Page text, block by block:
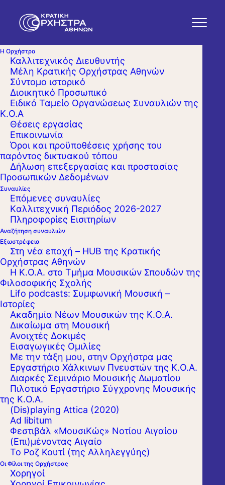
Η Ορχήστρα
Καλλιτεχνικός Διευθυντής
Μέλη Κρατικής Ορχήστρας Αθηνών
Σύντομο ιστορικό
Διοικητικό Προσωπικό
Ειδικό Ταμείο Οργανώσεως Συναυλιών της
Κ.Ο.Α
Θέσεις εργασίας
Επικοινωνία
Όροι και προϋποθέσεις χρήσης του
παρόντος δικτυακού τόπου
Δήλωση επεξεργασίας και προστασίας
Προσωπικών Δεδομένων
Συναυλίες
Επόμενες συναυλίες
Kαλλιτεχνική Περιόδος 2026-2027
Πληροφορίες Εισιτηρίων
Αναζήτηση συναυλιών
Εξωστρέφεια
Στη νέα εποχή – HUB της Κρατικής
Ορχήστρας Αθηνών
Η Κ.Ο.Α. στο Τμήμα Μουσικών Σπουδών της
Φιλοσοφικής Σχολής
Lifo podcasts: Συμφωνική Μουσική –
Ιστορίες
Ακαδημία Νέων Μουσικών της Κ.Ο.Α.
Δικαίωμα στη Μουσική
Ανοιχτές Δοκιμές
Εισαγωγικές Ομιλίες
Με την τάξη μου, στην Ορχήστρα μας
Εργαστήριo Χάλκινων Πνευστών της Κ.Ο.Α.
Διαρκές Σεμινάριο Μουσικής Δωματίου
Πιλοτικό Εργαστήριο Σύγχρονης Μουσικής
της Κ.Ο.Α.
(Dis)playing Attica (2020)
Ad libitum
Φεστιβάλ «ΜουσιΚώς» Νοτίου Αιγαίου
(Επι)μένοντας Αιγαίο
Το Ροζ Κουτί (της Αλληλεγγύης)
Οι Φίλοι της Ορχήστρας
Χορηγοί